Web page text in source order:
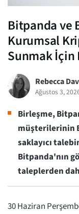
Bitpanda ve
Kurumsal
Sunmak
Rebecca
Ağustos 3,
Birleşme,
müşterilerinin
saklayıcı
Bitpanda'nın
taleplerden
30 Haziran